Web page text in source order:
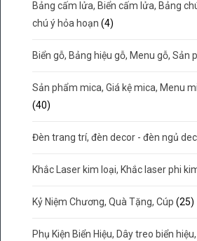
Bảng cấm lửa, Biển cấm lửa, Bảng
chú ý hỏa hoạn (4)
Biển gỗ, Bảng hiệu gỗ, Menu gỗ, Sản
Sản phẩm mica, Giá kệ mica, Menu
(40)
Đèn trang trí, đèn decor - đèn ngủ
Khắc Laser kim loại, Khắc laser phi
Kỷ Niệm Chương, Quà Tặng, Cúp (25)
Phụ Kiện Biển Hiệu, Dây treo biển